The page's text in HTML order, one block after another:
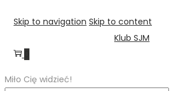
Skip to navigation Skip to content
Klub SJM
Miło Cię widzieć!